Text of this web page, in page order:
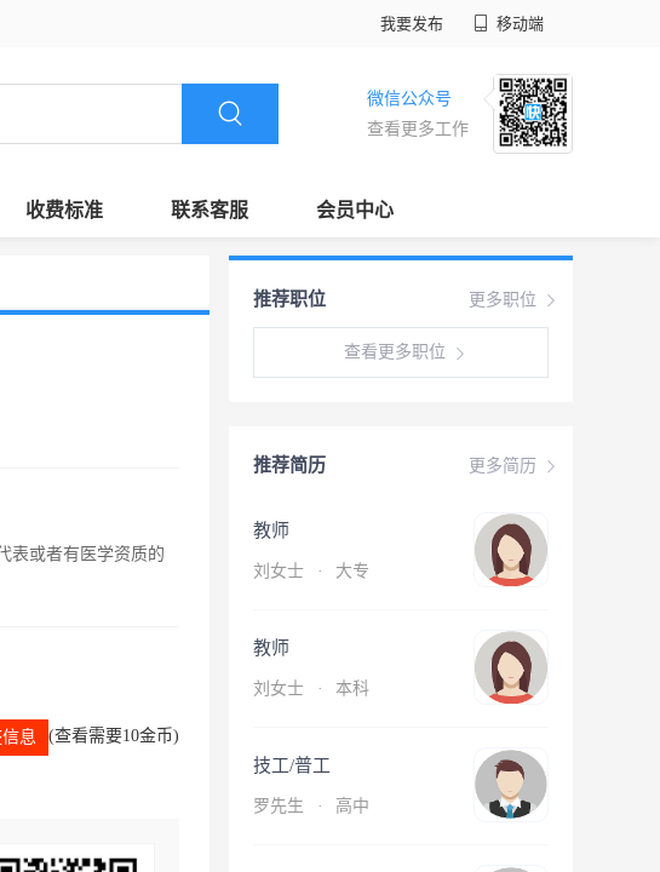
我要发布 移动端
微信公众号
查看更多工作
收费标准 联系客服 会员中心
表或者有医学资质的
息 (查看需要10金币)
更多职位
推荐职位
查看更多职位
更多简历
推荐简历
教师
刘女士 · 大专
教师
刘女士 · 本科
技工/普工
罗先生 · 高中